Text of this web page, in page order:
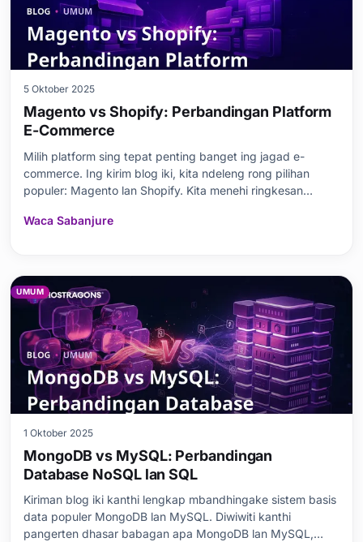
5 Oktober 2025
Magento vs Shopify: Perbandingan Platform
E-Commerce
Milih platform sing tepat penting banget ing jagad e-
commerce. Ing kirim blog iki, kita ndeleng rong pilihan
populer: Magento lan Shopify. Kita menehi ringkesan
struktur rega lan gampang digunakake. Kita uga nliti fitur,
Waca Sabanjure
UMUM
1 Oktober 2025
MongoDB vs MySQL: Perbandingan
Database NoSQL lan SQL
Kiriman blog iki kanthi lengkap mbandhingake sistem basis
data populer MongoDB lan MySQL. Diwiwiti kanthi
pangerten dhasar babagan apa MongoDB lan MySQL,